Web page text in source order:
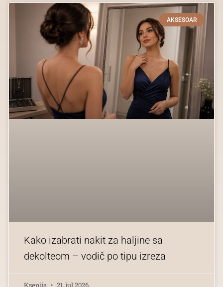
AKSESOAR
Kako izabrati nakit za haljine sa
dekolteom – vodič po tipu izreza
Ksenija 21. jul 2026.